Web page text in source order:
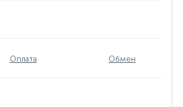
Оплата Обмен